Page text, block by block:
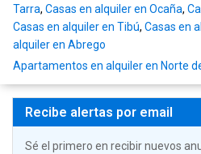
Tarra, Casas en alquiler en Ocaña,
Casas en alquiler en Tibú, Casas en
alquiler en Abrego
Apartamentos en alquiler en Norte
Recibe alertas por email
Sé el primero en recibir nuevos